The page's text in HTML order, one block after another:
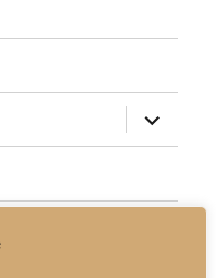
раскрыть
дочернее
меню